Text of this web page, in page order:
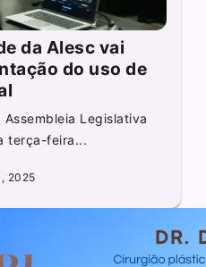
da Alesc vai
do uso de
Legislativa
terça-feira...
2025